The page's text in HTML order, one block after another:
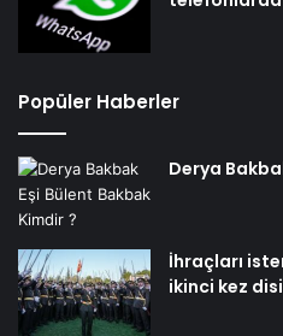
Popüler Haberler
Derya
İhraçları
ikinci kez